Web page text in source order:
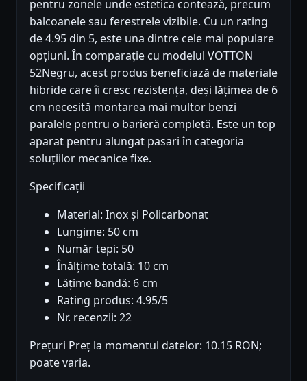
pentru zonele unde estetica contează, precum
balcoanele sau ferestrele vizibile. Cu un rating
de 4.95 din 5, este una dintre cele mai populare
opțiuni. În comparație cu modelul VOTTON
52Negru, acest produs beneficiază de materiale
hibride care îi cresc rezistența, deși lățimea de 6
cm necesită montarea mai multor benzi
paralele pentru o barieră completă. Este un top
aparat pentru alungat pasari în categoria
soluțiilor mecanice fixe.
Specificații
Material: Inox și Policarbonat
Lungime: 50 cm
Număr tepi: 50
Înălțime totală: 10 cm
Lățime bandă: 6 cm
Rating produs: 4.95/5
Nr. recenzii: 22
Prețuri Preț la momentul datelor: 10.15 RON;
poate varia.